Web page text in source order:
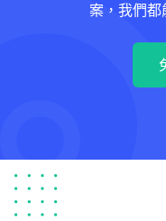
案，我們都